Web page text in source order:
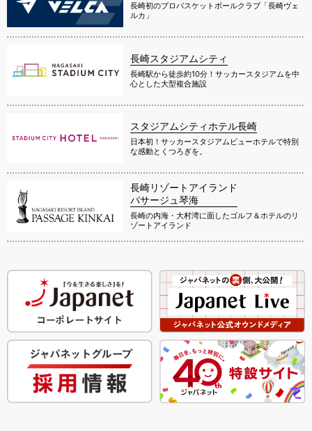
長崎初のプロバスケットボールクラブ「長崎ヴェ
ルカ」
長崎スタジアムシティ
長崎駅から徒歩約10分！サッカースタジアムを中
心とした大型複合施設
スタジアムシティホテル長崎
日本初！サッカースタジアムビューホテルで特別
な感動とくつろぎを。
長崎リゾートアイランド
パサージュ琴海
長崎の内海・大村湾に面したゴルフ＆ホテルのリ
ゾートアイランド